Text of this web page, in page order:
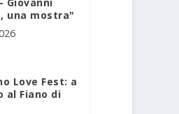
una mostra"
Love Fest: a
al Fiano di